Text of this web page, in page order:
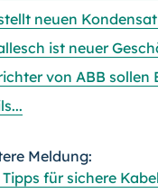
neuen
ist neuer
von ABB
Meldung:
für sichere